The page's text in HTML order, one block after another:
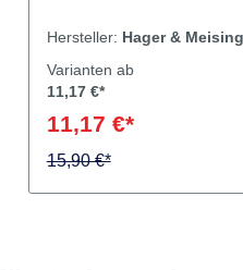
auf jedem Instrument
des Messteils: 4mm,
Messteils: 40mm,
Gesamtlänge: 50mm
zur Fixierung der 8
Sterilisierbar, mehrfach
Hersteller: Hager &
Varianten ab
11,17 €*
11,17 €*
15,90 €*